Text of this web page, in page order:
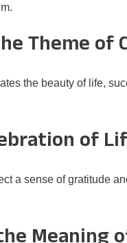
Theme of
the beauty of life,
of
a sense of gratitude